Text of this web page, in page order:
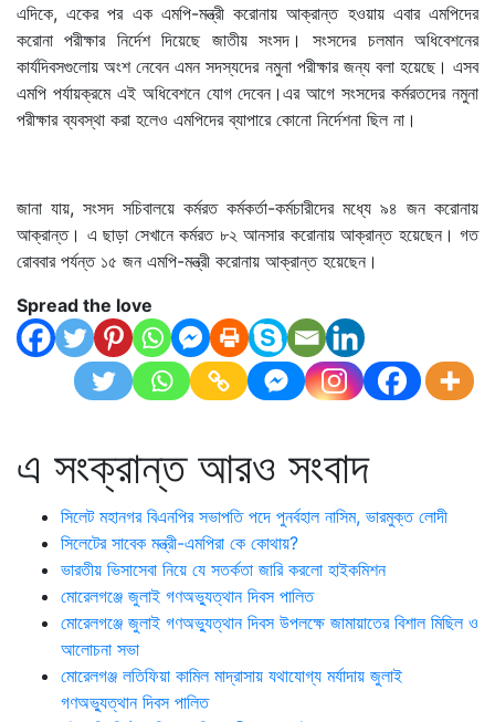
এদিকে, একের পর এক এমপি-মন্ত্রী করোনায় আক্রান্ত হওয়ায় এবার এমপিদের
করোনা পরীক্ষার নির্দেশ দিয়েছে জাতীয় সংসদ। সংসদের চলমান অধিবেশনের
কার্যদিবসগুলোয় অংশ নেবেন এমন সদস্যদের নমুনা পরীক্ষার জন্য বলা হয়েছে। এসব
এমপি পর্যায়ক্রমে এই অধিবেশনে যোগ দেবেন।এর আগে সংসদের কর্মরতদের নমুনা
পরীক্ষার ব্যবস্থা করা হলেও এমপিদের ব্যাপারে কোনো নির্দেশনা ছিল না।
জানা যায়, সংসদ সচিবালয়ে কর্মরত কর্মকর্তা-কর্মচারীদের মধ্যে ৯৪ জন করোনায়
আক্রান্ত। এ ছাড়া সেখানে কর্মরত ৮২ আনসার করোনায় আক্রান্ত হয়েছেন। গত
রোববার পর্যন্ত ১৫ জন এমপি-মন্ত্রী করোনায় আক্রান্ত হয়েছেন।
Spread the love
এ সংক্রান্ত আরও সংবাদ
সিলেট মহানগর বিএনপির সভাপতি পদে পুনর্বহাল নাসিম, ভারমুক্ত লোদী
সিলেটের সাবেক মন্ত্রী-এমপিরা কে কোথায়?
ভারতীয় ভিসাসেবা নিয়ে যে সতর্কতা জারি করলো হাইকমিশন
মোরেলগঞ্জে জুলাই গণঅভ্যুত্থান দিবস পালিত
মোরেলগঞ্জে জুলাই গণঅভ্যুত্থান দিবস উপলক্ষে জামায়াতের বিশাল মিছিল ও
আলোচনা সভা
মোরেলগঞ্জ লতিফিয়া কামিল মাদ্রাসায় যথাযোগ্য মর্যাদায় জুলাই
গণঅভ্যুত্থান দিবস পালিত